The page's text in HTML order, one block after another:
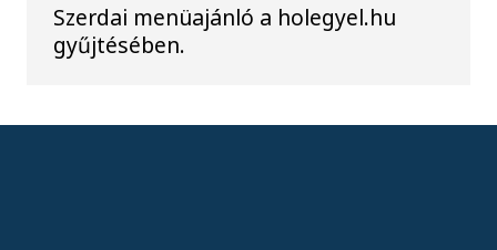
Szerdai menüajánló a holegyel.hu
gyűjtésében.